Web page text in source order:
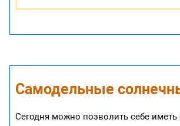
Самодельные
Сегодня можно позволить себе